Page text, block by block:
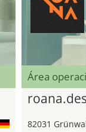
Área
82031